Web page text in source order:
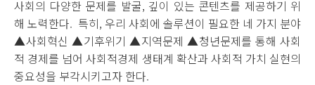
사회의 다양한 문제를 발굴, 깊이 있는 콘텐츠를 제공하기 위
해 노력한다. 특히, 우리 사회에 솔루션이 필요한 네 가지 분야
▲사회혁신 ▲기후위기 ▲지역문제 ▲청년문제를 통해 사회
적 경제를 넘어 사회적경제 생태계 확산과 사회적 가치 실현의
중요성을 부각시키고자 한다.